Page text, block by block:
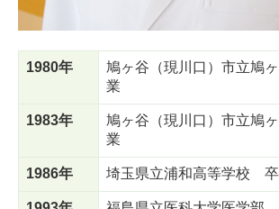
1980年
鳩ヶ谷（現川口）市立鳩
業
1983年
鳩ヶ谷（現川口）市立鳩
業
1986年 埼玉県立浦和高等学校